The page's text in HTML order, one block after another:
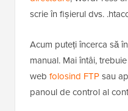
scrie în fișierul dvs.
Acum puteți încerca să
manual. Mai întâi,
web folosind FTPsau
panoul de control al